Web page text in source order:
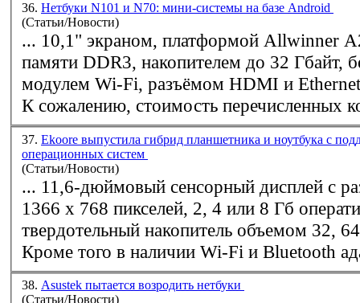
36. Нетбуки N101 и N70: мини-системы на базе Android
(Статьи/Новости)
... 10,1" экраном, платформой Allwinner
памяти DDR3, накопителем до 32 Гбайт,
модулем Wi-Fi, разъёмом HDMI и
К сожалению, стоимость перечисленных
37. Ekoore выпустила гибрид планшетника и ноутбука с
операционных систем
(Статьи/Новости)
... 11,6-дюймовый сенсорный дисплей с
1366 x 768 пикселей, 2, 4 или 8 Гб
твердотельный накопитель объемом 32,
Кроме того в наличии Wi-Fi и Bluetooth
38. Asustek пытается возродить нетбуки
(Статьи/Новости)